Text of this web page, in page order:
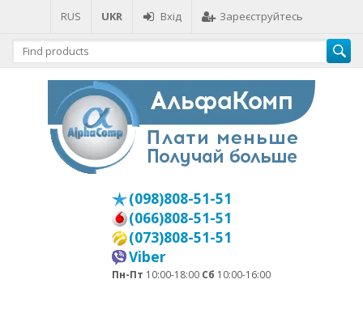
RUS UKR Вхід Зареєструйтесь
(098)808-51-51
(066)808-51-51
(073)808-51-51
Viber
Пн-Пт 10:00-18:00 Сб 10:00-16:00